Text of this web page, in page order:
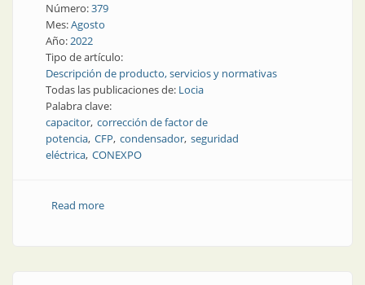
Número:379
Mes:Agosto
Año:2022
Tipo de artículo:
Descripción de producto, servicios y normativas
Todas las publicaciones de: Locia
Palabra clave:
capacitor corrección de factor de
potencia CFP condensador seguridad
eléctrica CONEXPO
Read moreabout Corrección en la industria